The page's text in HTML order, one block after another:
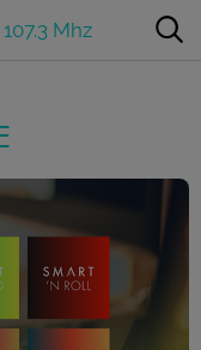
107.3 Mhz